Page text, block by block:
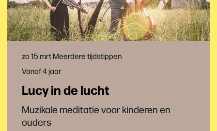
Lucy in de lucht
Muzikale meditatie voor kinderen en
ouders
Vanaf 4 jaar
zo 15 mrtMeerdere tijdstippen